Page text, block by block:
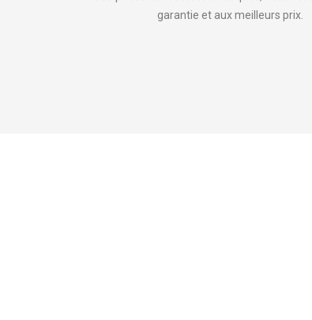
garantie et aux meilleurs prix.